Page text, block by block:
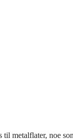
til metalflater, noe